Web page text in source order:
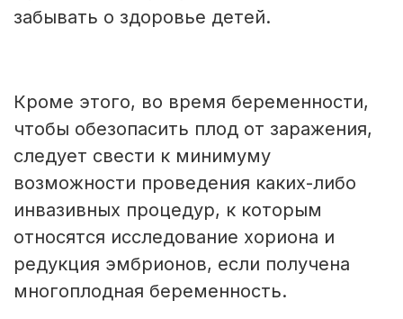
забывать о здоровье детей.
Кроме этого, во время беременности,
чтобы обезопасить плод от заражения,
следует свести к минимуму
возможности проведения каких-либо
инвазивных процедур, к которым
относятся исследование хориона и
редукция эмбрионов, если получена
многоплодная беременность.